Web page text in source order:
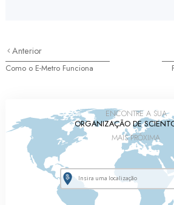
Anterior
Como o E-Metro Funciona
ENCONTRE A SUA
ORGANIZAÇÃO DE
MAIS PRÓXIMA